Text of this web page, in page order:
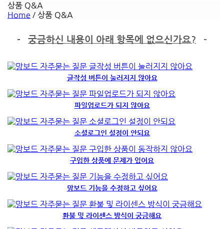
상품 Q&A
Home / 상품 Q&A
- 궁금하신 내용이 아래 항목에 없으신가요? -
글작성 버튼이 눌러지지 않아요
파일업로드가 되지 않아요
소셜로그인 설정이 안되요
구입한 상품에 문제가 있어요
망보드 기능을 수정하고 싶어요
환불 및 라이센스 방식이 궁금해요